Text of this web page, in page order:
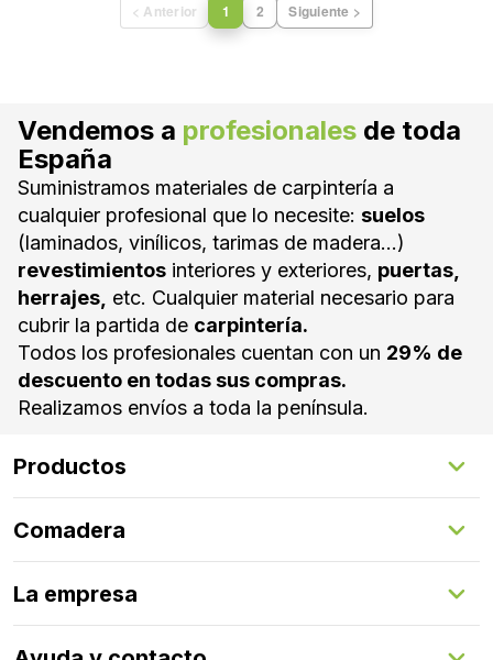
< Anterior 1 2 Siguiente >
Vendemos a profesionales de toda
España
Suministramos materiales de carpintería a
cualquier profesional que lo necesite: suelos
(laminados, vinílicos, tarimas de madera...)
revestimientos interiores y exteriores, puertas,
herrajes, etc. Cualquier material necesario para
cubrir la partida de carpintería.
Todos los profesionales cuentan con un 29% de
descuento en todas sus compras.
Realizamos envíos a toda la península.
Productos
Suelos Exteriores
Revestimientos Exteriores
Revestimientos Interiores
Puertas
Herrajes
Comadera
Gestión de servicios
Comadera Connect™
La empresa